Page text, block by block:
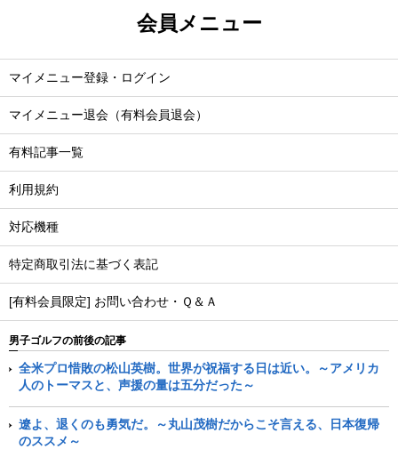
会員メニュー
マイメニュー登録・ログイン
マイメニュー退会（有料会員退会）
有料記事一覧
利用規約
対応機種
特定商取引法に基づく表記
[有料会員限定] お問い合わせ・Ｑ＆Ａ
男子ゴルフの前後の記事
全米プロ惜敗の松山英樹。世界が祝福する日は近い。～アメリカ
人のトーマスと、声援の量は五分だった～
遼よ、退くのも勇気だ。～丸山茂樹だからこそ言える、日本復帰
のススメ～